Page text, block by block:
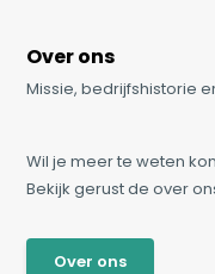
Over ons
Missie, bedrijfshistorie
Wil je meer te weten
Bekijk gerust de over
Over ons